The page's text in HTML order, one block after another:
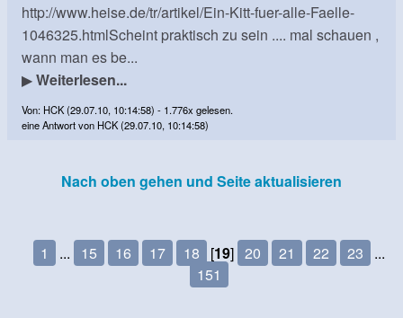
http://www.heise.de/tr/artikel/Ein-Kitt-fuer-alle-Faelle-
1046325.htmlScheint praktisch zu sein .... mal schauen ,
wann man es be...
▶Weiterlesen...
Von: HCK (29.07.10, 10:14:58) - 1.776x gelesen.
eine Antwort von HCK (29.07.10, 10:14:58)
Nach oben gehen und Seite aktualisieren
1 ... 15 16 17 18 [19] 20 21 22 23
...
151